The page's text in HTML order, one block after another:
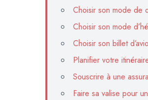
Choisir son mode de
Choisir son mode
Choisir son billet
Planifier votre
Souscrire à une
Faire sa valise pour